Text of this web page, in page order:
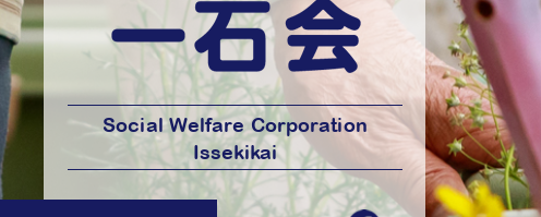
Social Welfare Corporation
Issekikai